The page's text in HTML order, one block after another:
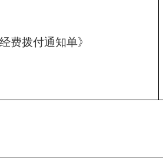
费拨付通知单》